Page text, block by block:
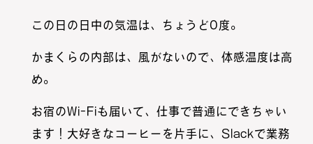
この日の日中の気温は、ちょうど0度。
かまくらの内部は、風がないので、体感温度は高
め。
お宿のWi-Fiも届いて、仕事で普通にできちゃい
ます！大好きなコーヒーを片手に、Slackで業務